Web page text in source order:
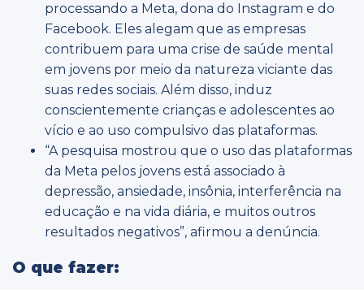
processando a Meta, dona do Instagram e do
Facebook. Eles alegam que as empresas
contribuem para uma crise de saúde mental
em jovens por meio da natureza viciante das
suas redes sociais. Além disso, induz
conscientemente crianças e adolescentes ao
vício e ao uso compulsivo das plataformas.
“A pesquisa mostrou que o uso das plataformas
da Meta pelos jovens está associado à
depressão, ansiedade, insônia, interferência na
educação e na vida diária, e muitos outros
resultados negativos”, afirmou a denúncia.
O que fazer: